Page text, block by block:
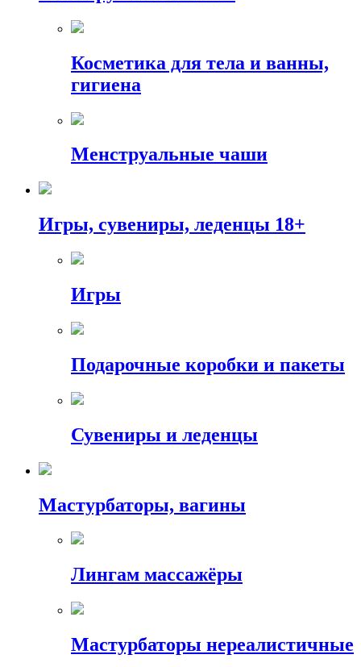
Косметика для тела и ванны,
гигиена
Менструальные чаши
Игры, сувениры, леденцы 18+
Игры
Подарочные коробки и пакеты
Сувениры и леденцы
Мастурбаторы, вагины
Лингам массажёры
Мастурбаторы нереалистичные